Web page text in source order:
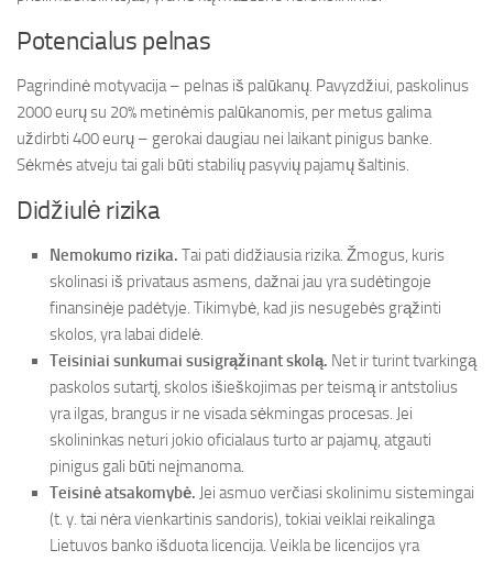
Potencialus pelnas
Pagrindinė motyvacija – pelnas iš palūkanų. Pavyzdžiui, paskolinus
2000 eurų su 20% metinėmis palūkanomis, per metus galima
uždirbti 400 eurų – gerokai daugiau nei laikant pinigus banke.
Sėkmės atveju tai gali būti stabilių pasyvių pajamų šaltinis.
Didžiulė rizika
Nemokumo rizika. Tai pati didžiausia rizika. Žmogus, kuris
skolinasi iš privataus asmens, dažnai jau yra sudėtingoje
finansinėje padėtyje. Tikimybė, kad jis nesugebės grąžinti
skolos, yra labai didelė.
Teisiniai sunkumai susigrąžinant skolą. Net ir turint tvarkingą
paskolos sutartį, skolos išieškojimas per teismą ir antstolius
yra ilgas, brangus ir ne visada sėkmingas procesas. Jei
skolininkas neturi jokio oficialaus turto ar pajamų, atgauti
pinigus gali būti neįmanoma.
Teisinė atsakomybė. Jei asmuo verčiasi skolinimu sistemingai
(t. y. tai nėra vienkartinis sandoris), tokiai veiklai reikalinga
Lietuvos banko išduota licencija. Veikla be licencijos yra